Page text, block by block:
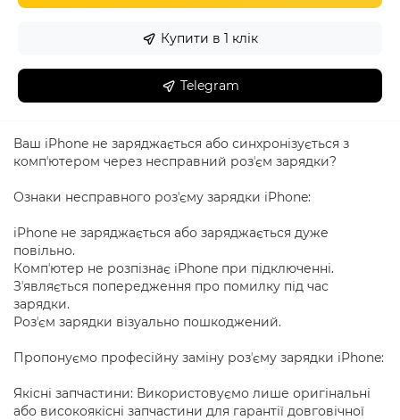
Купити в 1 клік
Telegram
Ваш iPhone не заряджається або синхронізується з
компʼютером через несправний розʼєм зарядки?
Ознаки несправного розʼєму зарядки iPhone:
iPhone не заряджається або заряджається дуже
повільно.
Компʼютер не розпізнає iPhone при підключенні.
Зʼявляється попередження про помилку під час
зарядки.
Розʼєм зарядки візуально пошкоджений.
Пропонуємо професійну заміну розʼєму зарядки iPhone:
Якісні запчастини: Використовуємо лише оригінальні
або високоякісні запчастини для гарантії довговічної